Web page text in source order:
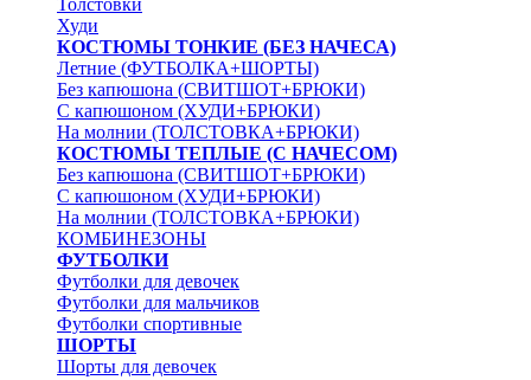
Толстовки
Худи
КОСТЮМЫ ТОНКИЕ (БЕЗ НАЧЕСА)
Летние (ФУТБОЛКА+ШОРТЫ)
Без капюшона (СВИТШОТ+БРЮКИ)
С капюшоном (ХУДИ+БРЮКИ)
На молнии (ТОЛСТОВКА+БРЮКИ)
КОСТЮМЫ ТЕПЛЫЕ (С НАЧЕСОМ)
Без капюшона (СВИТШОТ+БРЮКИ)
С капюшоном (ХУДИ+БРЮКИ)
На молнии (ТОЛСТОВКА+БРЮКИ)
КОМБИНЕЗОНЫ
ФУТБОЛКИ
Футболки для девочек
Футболки для мальчиков
Футболки спортивные
ШОРТЫ
Шорты для девочек